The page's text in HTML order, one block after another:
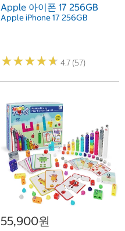
Apple 아이폰 17 256GB
Apple iPhone 17 256GB
★★★★★
★★★★★ 4.7 (57)
55,900원